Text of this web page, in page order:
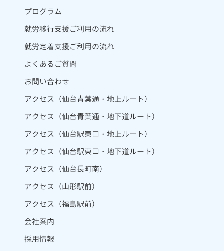
プログラム
就労移行支援ご利用の流れ
就労定着支援ご利用の流れ
よくあるご質問
お問い合わせ
アクセス（仙台青葉通・地上ルート）
アクセス（仙台青葉通・地下道ルート）
アクセス（仙台駅東口・地上ルート）
アクセス（仙台駅東口・地下道ルート）
アクセス（仙台長町南）
アクセス（山形駅前）
アクセス（福島駅前）
会社案内
採用情報